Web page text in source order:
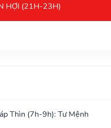
HỢI (21H-23H)
Thìn (7h-9h): Tư Mệnh